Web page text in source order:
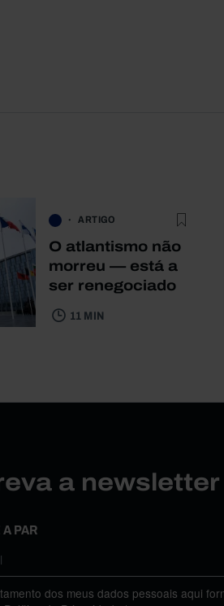
ARTIGO
O atlantismo não
morreu — está a
ser renegociado
11 MIN
a
PAR
dos meus dados pessoais aqui